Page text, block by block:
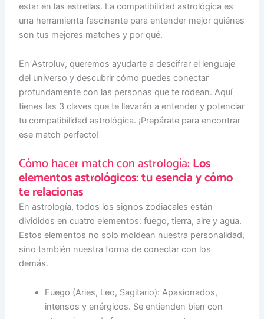
estar en las estrellas. La compatibilidad astrológica es
una herramienta fascinante para entender mejor quiénes
son tus mejores matches y por qué.
En Astroluv, queremos ayudarte a descifrar el lenguaje
del universo y descubrir cómo puedes conectar
profundamente con las personas que te rodean. Aquí
tienes las 3 claves que te llevarán a entender y potenciar
tu compatibilidad astrológica. ¡Prepárate para encontrar
ese match perfecto!
Cómo hacer match con astrología: Los
elementos astrológicos: tu esencia y cómo
te relacionas
En astrología, todos los signos zodiacales están
divididos en cuatro elementos: fuego, tierra, aire y agua.
Estos elementos no solo moldean nuestra personalidad,
sino también nuestra forma de conectar con los
demás.
Fuego (Aries, Leo, Sagitario): Apasionados,
intensos y enérgicos. Se entienden bien con